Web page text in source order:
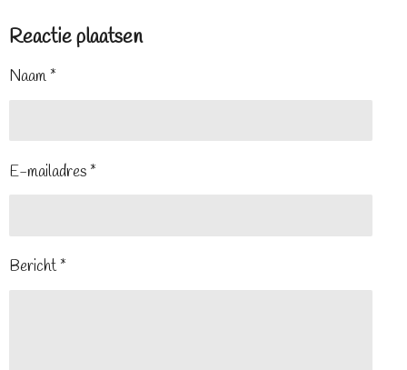
Reactie plaatsen
Naam *
E-mailadres *
Bericht *